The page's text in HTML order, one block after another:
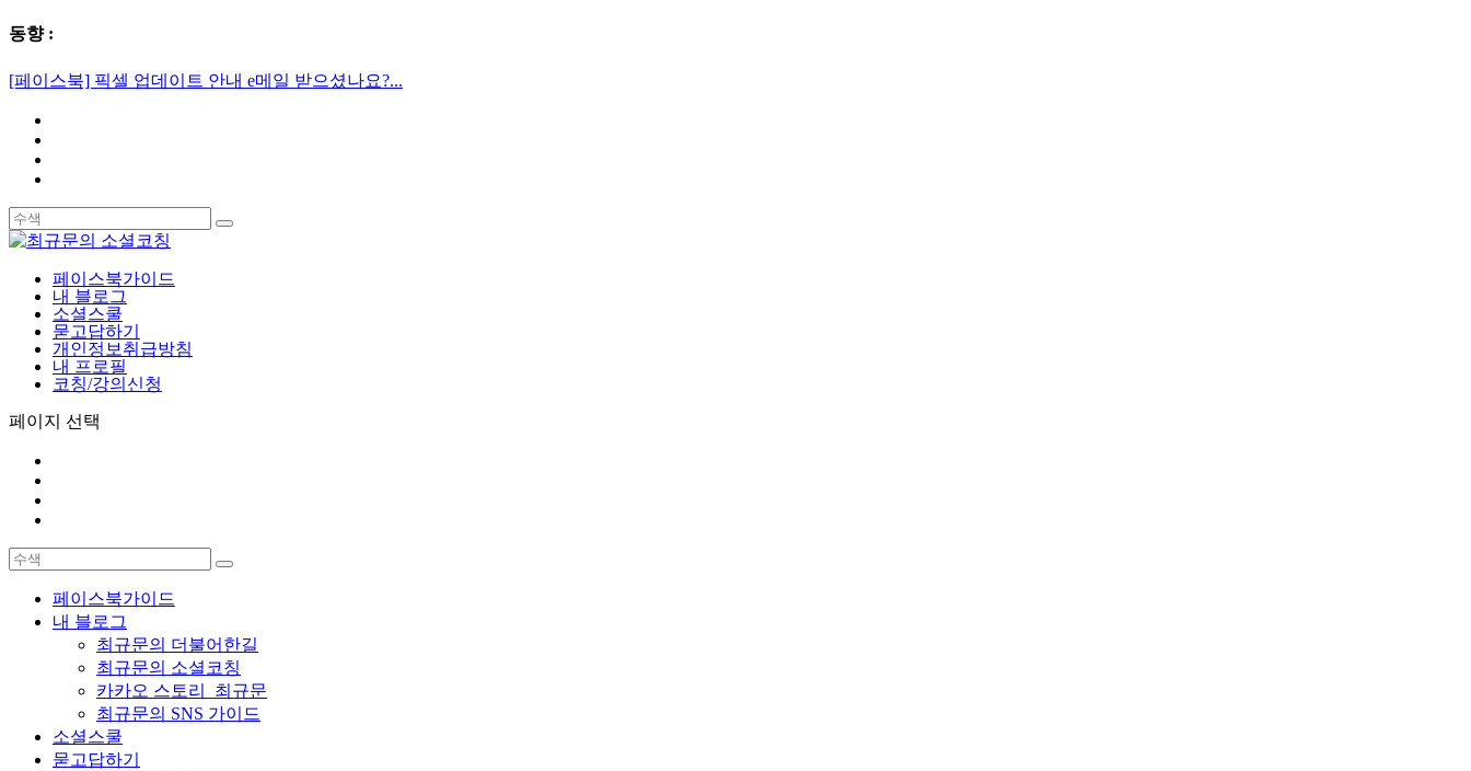
동향 :
[페이스북] 픽셀 업데이트 안내 e메일 받으셨나요?...
페이스북가이드
내 블로그
소셜스쿨
묻고답하기
개인정보취급방침
내 프로필
코칭/강의신청
페이지 선택
페이스북가이드
내 블로그
최규문의 더불어한길
최규문의 소셜코칭
카카오 스토리_최규문
최규문의 SNS 가이드
소셜스쿨
묻고답하기